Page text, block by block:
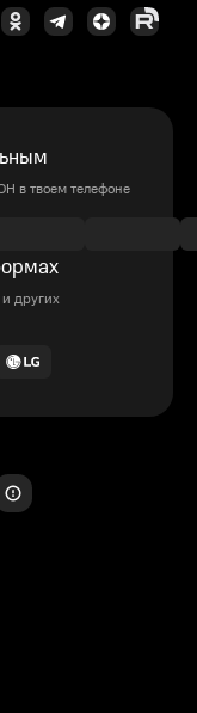
в твоем телефоне
других